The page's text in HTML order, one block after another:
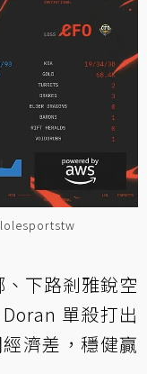
下路剎雅銳空
單殺打出
濟差，穩健贏